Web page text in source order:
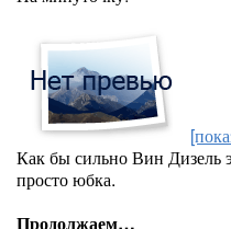
Как бы сильно Вин Дизель
просто юбка.
Продолжаем…